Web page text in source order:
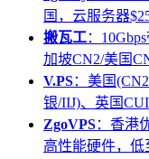
国，云服务器
搬瓦工：
加坡CN2/美国
V.PS：美国
银/IIJ)、英国
ZgoVPS：香港
高性能硬件，低